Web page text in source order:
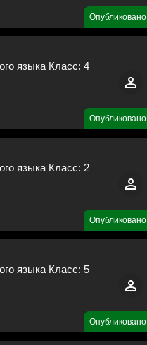
Опубликовано
Опубликовано
языка Класс: 4
Опубликовано
языка Класс: 2
Опубликовано
языка Класс: 5